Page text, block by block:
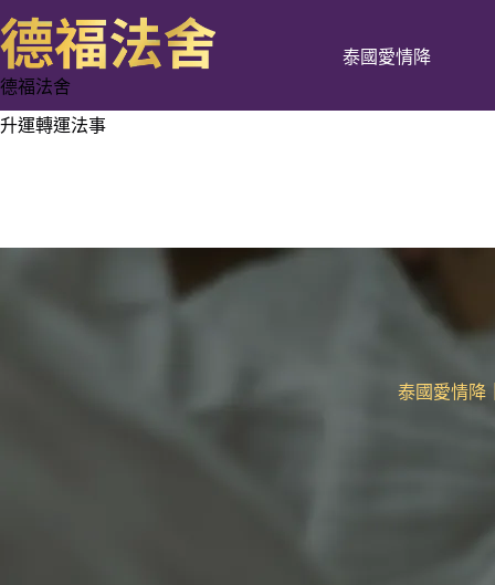
跳
至
主
要
內
德福法舍
泰國愛情降
升運轉運法事
泰國愛情降